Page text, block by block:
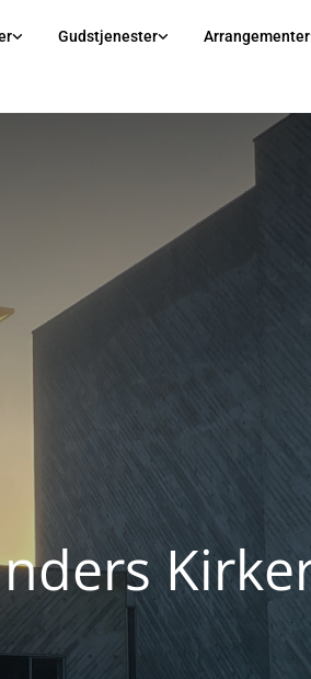
Gudstjenester Arrangementer